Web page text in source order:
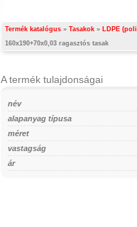
Termék katalógus » Tasakok » LDPE
160x190+70x0,03 ragasztós tasak
A termék tulajdonságai
név
alapanyag típusa
méret
vastagság
ár